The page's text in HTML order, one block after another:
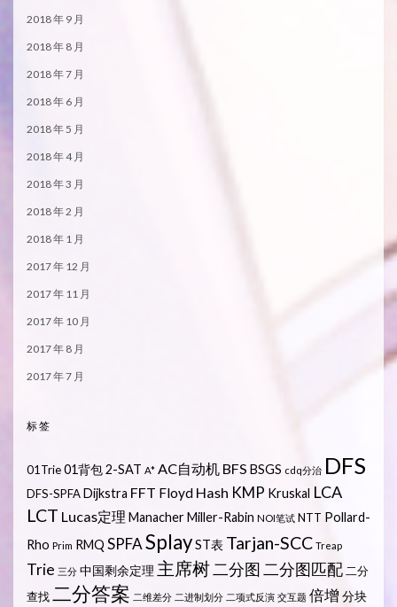
2018 年 9 月
2018 年 8 月
2018 年 7 月
2018 年 6 月
2018 年 5 月
2018 年 4 月
2018 年 3 月
2018 年 2 月
2018 年 1 月
2017 年 12 月
2017 年 11 月
2017 年 10 月
2017 年 8 月
2017 年 7 月
标签
01Trie01背包2-SAT A* AC自动机 BFS BSGS cdq分治 DFS
DFS-SPFADijkstra FFT Floyd Hash KMP Kruskal LCA
LCT Lucas定理 ManacherMiller-Rabin NOI笔试 NTT Pollard-
Rho Prim RMQ SPFASplayST表 Tarjan-SCC Treap
Trie 三分 中国剩余定理 主席树二分图 二分图匹配 二分
查找二分答案 二维差分 二进制划分 二项式反演 交互题 倍增 分块